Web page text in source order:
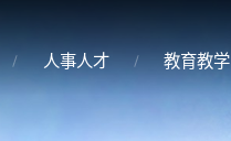
人事人才 教育教学